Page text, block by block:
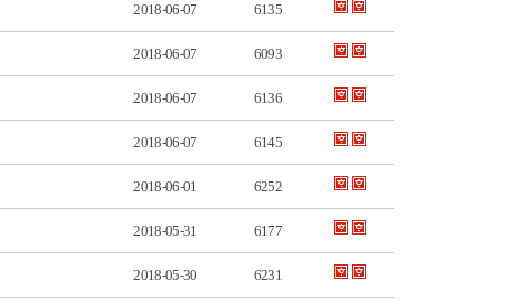
2018-06-07 6135
2018-06-07 6093
2018-06-07 6136
2018-06-07 6145
2018-06-01 6252
2018-05-31 6177
2018-05-30 6231